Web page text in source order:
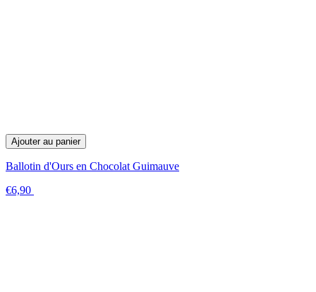
Ajouter au panier
Ballotin d'Ours en Chocolat Guimauve
€6,90